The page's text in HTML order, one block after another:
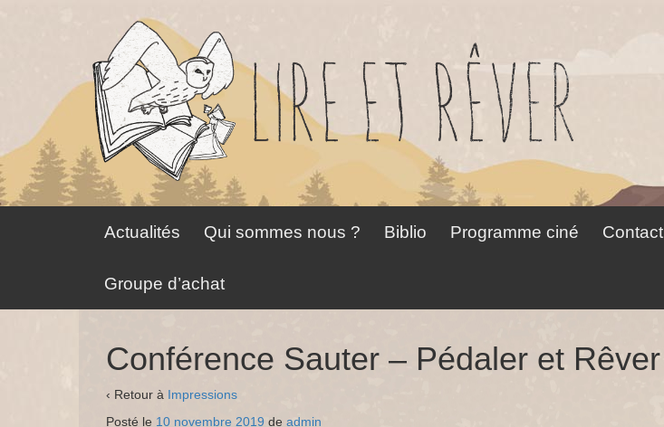
Actualités Qui sommes nous ? Biblio Programme ciné Contact
Groupe d’achat
Conférence Sauter – Pédaler et Rêver
‹ Retour à Impressions
Posté le 10 novembre 2019 de admin